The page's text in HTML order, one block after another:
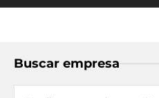
Buscar empresa